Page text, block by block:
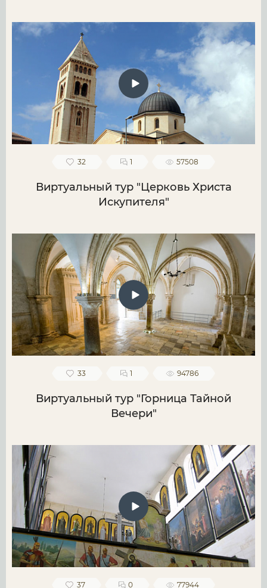
32 1 57508
Виртуальный тур "Церковь Христа
Искупителя"
33 1 94786
Виртуальный тур "Горница Тайной
Вечери"
37 0 77944